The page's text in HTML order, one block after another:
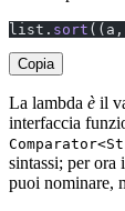
list. sort
Copia
La lambda è il
interfaccia
sintassi; per
puoi nominare,